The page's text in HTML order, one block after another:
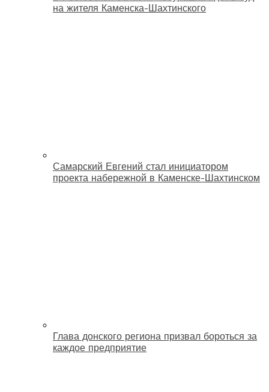
на жителя Каменска-Шахтинского
Самарский Евгений стал инициатором
проекта набережной в Каменске-Шахтинском
Глава донского региона призвал бороться за
каждое предприятие